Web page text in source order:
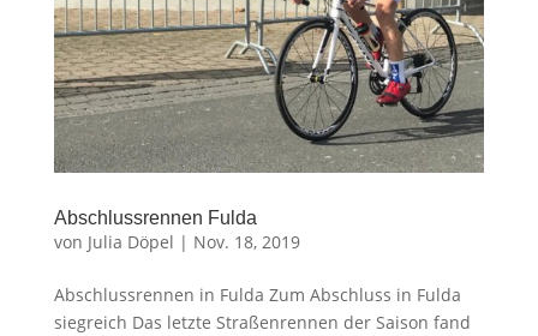
Abschlussrennen Fulda
von Julia Döpel | Nov. 18, 2019
Abschlussrennen in Fulda Zum Abschluss in Fulda
siegreich Das letzte Straßenrennen der Saison fand